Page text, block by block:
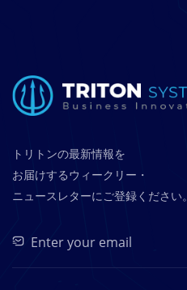
トリトンの最新情報を
お届けするウィークリー・
ニュースレターにご登録ください。